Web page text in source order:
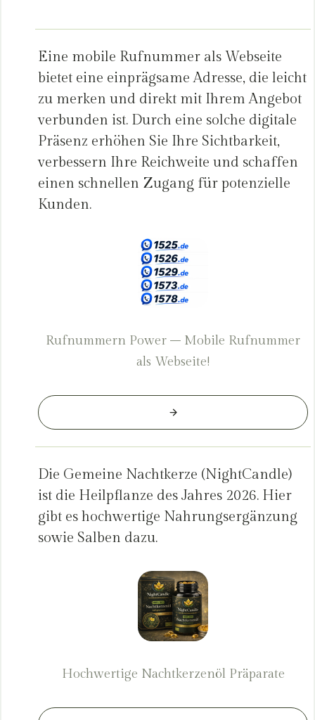
Eine mobile Rufnummer als Webseite
bietet eine einprägsame Adresse, die leicht
zu merken und direkt mit Ihrem Angebot
verbunden ist. Durch eine solche digitale
Präsenz erhöhen Sie Ihre Sichtbarkeit,
verbessern Ihre Reichweite und schaffen
einen schnellen Zugang für potenzielle
Kunden.
Rufnummern Power – Mobile Rufnummer
als Webseite!
Die Gemeine Nachtkerze (NightCandle)
ist die Heilpflanze des Jahres 2026. Hier
gibt es hochwertige Nahrungsergänzung
sowie Salben dazu.
Hochwertige Nachtkerzenöl Präparate